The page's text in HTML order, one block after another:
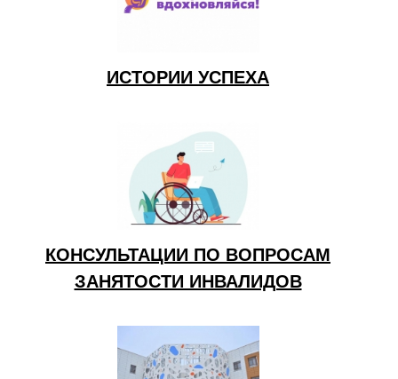
ИСТОРИИ УСПЕХА
КОНСУЛЬТАЦИИ ПО ВОПРОСАМ
ЗАНЯТОСТИ ИНВАЛИДОВ